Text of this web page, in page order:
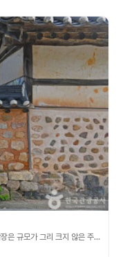
우리 민족의 미적 감각을 느낄 수 있는 익산 함라마을 옛 담장은 규모가 그리 크지 않은 주택인데도 담장이 높은 점이 특징이다. 함라마토석담이 주류를 이루고 있는데, 흙다짐에 돌을 박은 형식이다. 그 밖에도 토담, 돌담, 전돌을 사용한 담 등 다양한 형태의 담이 섞여 있다. 담장 일부는 거푸집을 담장의 양편에 대고 황토 흙과 짚을 혼합 하여 축조되었다. 이곳은 마을 주민들의 노력으로 세대를 이어가며 만들고 덧붙인 우리 민족의 미적 감각이 고스란히 담겨 있